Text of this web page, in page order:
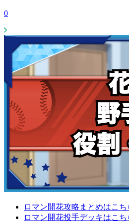
0
ロマン開花攻略まとめはこち
ロマン開花投手デッキはこち